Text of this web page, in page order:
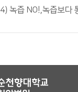
4) 녹즙 NO!,녹즙보다